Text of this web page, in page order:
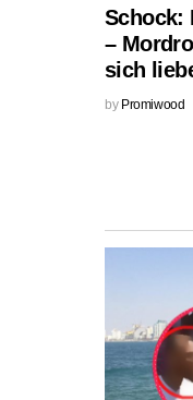
Schock:
–
sich
by Promiwood